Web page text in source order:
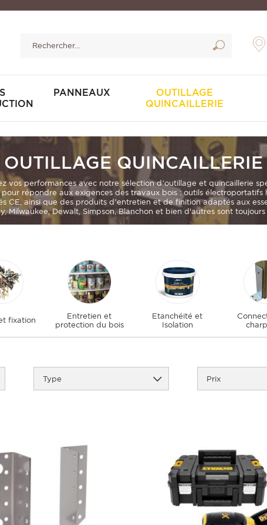
PANNEAUX
OUTILLAGE
QUINCAILLERIE
OUTILLAGE QUINCAILLERIE
vos performances avec notre sélection d’outillage et quincaillerie
répondre aux exigences des travaux bois :outils électroportatifs
CE , ainsi que des produits d’entretien et de finition adaptés aux
Milwaukee, Dewalt, Simpson, Blanchon et bien d'autres sont
fixation
Entretien et
protection du bois
Etanchéité et
Isolation
Type Prix